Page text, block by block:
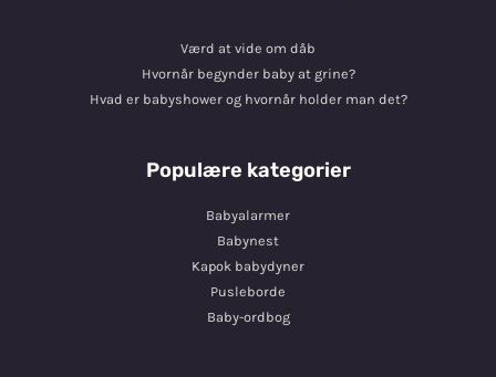
Værd at vide om dåb
Hvornår begynder baby at grine?
Hvad er babyshower og hvornår holder man det?
Populære kategorier
Babyalarmer
Babynest
Kapok babydyner
Pusleborde
Baby-ordbog